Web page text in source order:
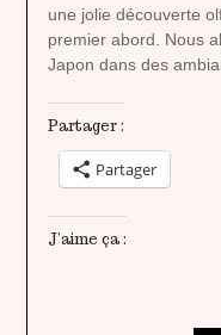
une jolie découverte
premier abord. Nous
Japon dans des
Partager :
Partager
J’aime ça :